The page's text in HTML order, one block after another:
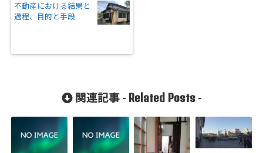
不動産における結果と
過程、目的と手段
関連記事 - Related Posts-